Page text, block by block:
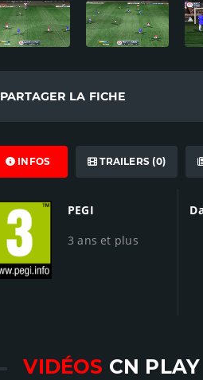
PARTAGER LA FICHE
INFOS TRAILERS (0)
PEGI
3 ans et plus
VIDÉOS CN PLAY